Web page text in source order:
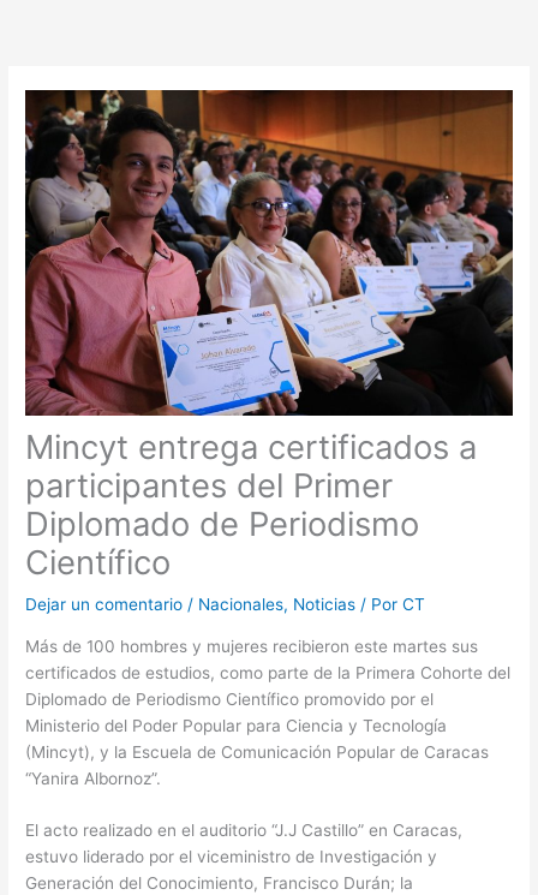
Mincyt entrega certificados a
participantes del Primer
Diplomado de Periodismo
Científico
Dejar un comentario / Nacionales, Noticias / PorCT
Más de 100 hombres y mujeres recibieron este martes sus
certificados de estudios, como parte de la Primera Cohorte del
Diplomado de Periodismo Científico promovido por el
Ministerio del Poder Popular para Ciencia y Tecnología
(Mincyt), y la Escuela de Comunicación Popular de Caracas
“Yanira Albornoz”.
El acto realizado en el auditorio “J.J Castillo” en Caracas,
estuvo liderado por el viceministro de Investigación y
Generación del Conocimiento, Francisco Durán; la